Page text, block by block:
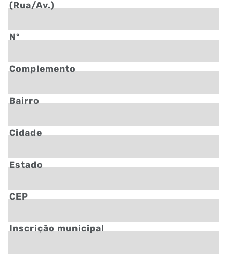
(Rua/Av.)
Nº
Complemento
Bairro
Cidade
Estado
CEP
Inscrição municipal